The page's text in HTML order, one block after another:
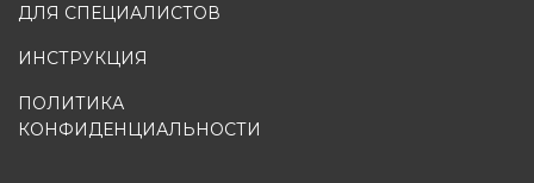
ДЛЯ СПЕЦИАЛИСТОВ
ИНСТРУКЦИЯ
ПОЛИТИКА
КОНФИДЕНЦИАЛЬНОСТИ